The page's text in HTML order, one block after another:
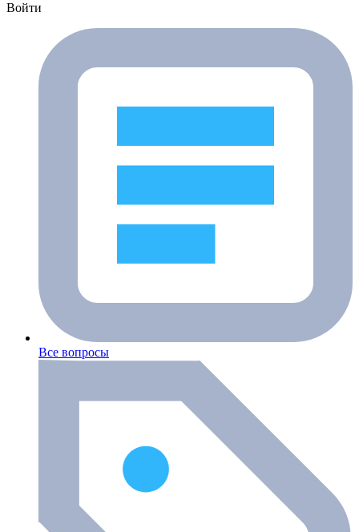
Войти
Все вопросы